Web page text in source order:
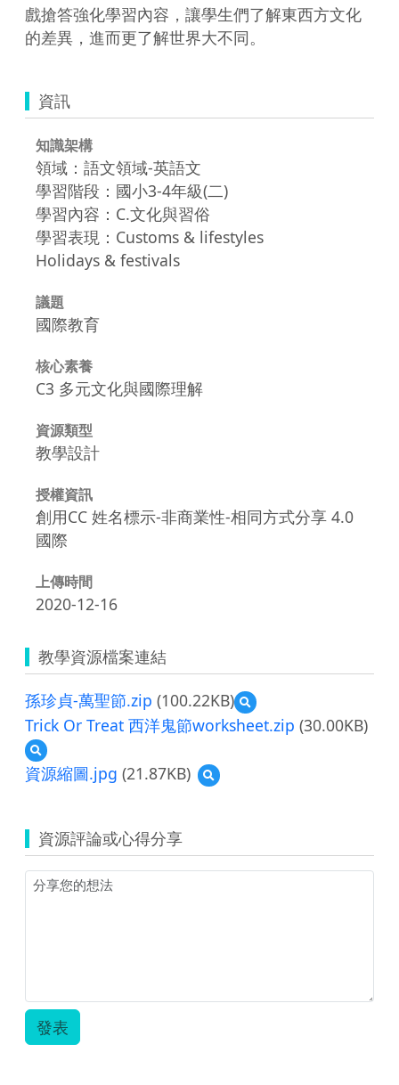
戲搶答強化學習內容，讓學生們了解東西方文化
的差異，進而更了解世界大不同。
資訊
知識架構
領域：語文領域-英語文
學習階段：國小3-4年級(二)
學習內容：C.文化與習俗
學習表現：Customs & lifestyles
Holidays & festivals
議題
國際教育
核心素養
C3 多元文化與國際理解
資源類型
教學設計
授權資訊
創用CC 姓名標示-非商業性-相同方式分享 4.0
國際
上傳時間
2020-12-16
教學資源檔案連結
孫珍貞-萬聖節.zip (100.22KB)
預
覽
孫
Trick Or Treat 西洋鬼節worksheet.zip (30.00KB)
預
覽
Trick
西
洋
鬼
節
資源縮圖.jpg (21.87KB)
預
覽
圖.jpg
資源評論或心得分享
發表